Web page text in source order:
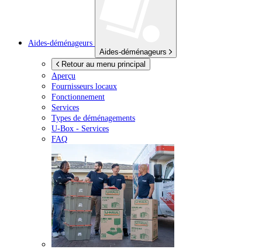
Aides-déménageurs
Aides-déménageurs
Retour au menu principal
Aperçu
Fournisseurs locaux
Fonctionnement
Services
Types de déménagements
U-Box - Services
FAQ